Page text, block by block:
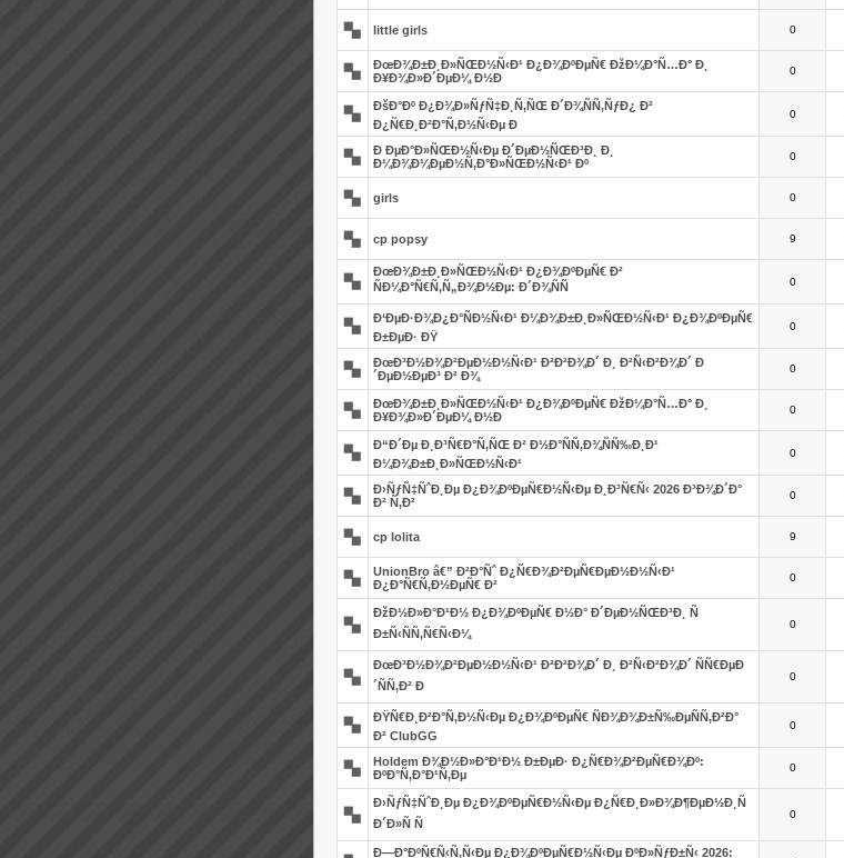
little girls 0
ÐœÐ¾Ð±Ð¸Ð»ÑŒÐ½Ñ‹Ð¹ Ð¿Ð¾ÐºÐµÑ€ ÐžÐ¼Ð°Ñ…Ð° Ð¸
Ð¥Ð¾Ð»Ð´ÐµÐ¼ Ð½Ð
0
ÐšÐ°Ðº Ð¿Ð¾Ð»ÑƒÑ‡Ð¸Ñ‚ÑŒ Ð´Ð¾ÑÑ‚ÑƒÐ¿ Ð²
Ð¿Ñ€Ð¸Ð²Ð°Ñ‚Ð½Ñ‹Ðµ Ð
0
Ð ÐµÐ°Ð»ÑŒÐ½Ñ‹Ðµ Ð´ÐµÐ½ÑŒÐ³Ð¸ Ð¸
Ð¼Ð¾Ð¼ÐµÐ½Ñ‚Ð°Ð»ÑŒÐ½Ñ‹Ð¹ Ðº
0
girls 0
cp popsy 9
ÐœÐ¾Ð±Ð¸Ð»ÑŒÐ½Ñ‹Ð¹ Ð¿Ð¾ÐºÐµÑ€ Ð²
ÑÐ¼Ð°Ñ€Ñ‚Ñ„Ð¾Ð½Ðµ: Ð´Ð¾ÑÑ
0
Ð‘ÐµÐ·Ð¾Ð¿Ð°ÑÐ½Ñ‹Ð¹ Ð¼Ð¾Ð±Ð¸Ð»ÑŒÐ½Ñ‹Ð¹ Ð¿Ð¾ÐºÐµÑ€
Ð±ÐµÐ· ÐŸ
0
ÐœÐ³Ð½Ð¾Ð²ÐµÐ½Ð½Ñ‹Ð¹ Ð²Ð²Ð¾Ð´ Ð¸ Ð²Ñ‹Ð²Ð¾Ð´ Ð
´ÐµÐ½ÐµÐ³ Ð² Ð¾
0
ÐœÐ¾Ð±Ð¸Ð»ÑŒÐ½Ñ‹Ð¹ Ð¿Ð¾ÐºÐµÑ€ ÐžÐ¼Ð°Ñ…Ð° Ð¸
Ð¥Ð¾Ð»Ð´ÐµÐ¼ Ð½Ð
0
Ð“Ð´Ðµ Ð¸Ð³Ñ€Ð°Ñ‚ÑŒ Ð² Ð½Ð°ÑÑ‚Ð¾ÑÑ‰Ð¸Ð¹
Ð¼Ð¾Ð±Ð¸Ð»ÑŒÐ½Ñ‹Ð¹
0
Ð›ÑƒÑ‡ÑˆÐ¸Ðµ Ð¿Ð¾ÐºÐµÑ€Ð½Ñ‹Ðµ Ð¸Ð³Ñ€Ñ‹ 2026 Ð³Ð¾Ð´Ð°
Ð² Ñ‚Ð²
0
cp lolita 9
UnionBro â€” Ð²Ð°Ñˆ Ð¿Ñ€Ð¾Ð²ÐµÑ€ÐµÐ½Ð½Ñ‹Ð¹
Ð¿Ð°Ñ€Ñ‚Ð½ÐµÑ€ Ð²
0
ÐžÐ½Ð»Ð°Ð¹Ð½ Ð¿Ð¾ÐºÐµÑ€ Ð½Ð° Ð´ÐµÐ½ÑŒÐ³Ð¸ Ñ
Ð±Ñ‹ÑÑ‚Ñ€Ñ‹Ð¼
0
ÐœÐ³Ð½Ð¾Ð²ÐµÐ½Ð½Ñ‹Ð¹ Ð²Ð²Ð¾Ð´ Ð¸ Ð²Ñ‹Ð²Ð¾Ð´ ÑÑ€ÐµÐ
´ÑÑ‚Ð² Ð
0
ÐŸÑ€Ð¸Ð²Ð°Ñ‚Ð½Ñ‹Ðµ Ð¿Ð¾ÐºÐµÑ€ ÑÐ¾Ð¾Ð±Ñ‰ÐµÑÑ‚Ð²Ð°
Ð² ClubGG
0
Holdem Ð¾Ð½Ð»Ð°Ð¹Ð½ Ð±ÐµÐ· Ð¿Ñ€Ð¾Ð²ÐµÑ€Ð¾Ðº:
ÐºÐ°Ñ‚Ð°Ð¹Ñ‚Ðµ
0
Ð›ÑƒÑ‡ÑˆÐ¸Ðµ Ð¿Ð¾ÐºÐµÑ€Ð½Ñ‹Ðµ Ð¿Ñ€Ð¸Ð»Ð¾Ð¶ÐµÐ½Ð¸Ñ
Ð´Ð»Ñ Ñ
0
Ð—Ð°ÐºÑ€Ñ‹Ñ‚Ñ‹Ðµ Ð¿Ð¾ÐºÐµÑ€Ð½Ñ‹Ðµ ÐºÐ»ÑƒÐ±Ñ‹ 2026: